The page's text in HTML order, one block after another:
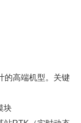
的高端机型。关键
块